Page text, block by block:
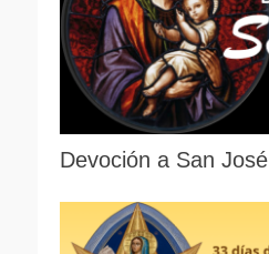
Devoción a San José